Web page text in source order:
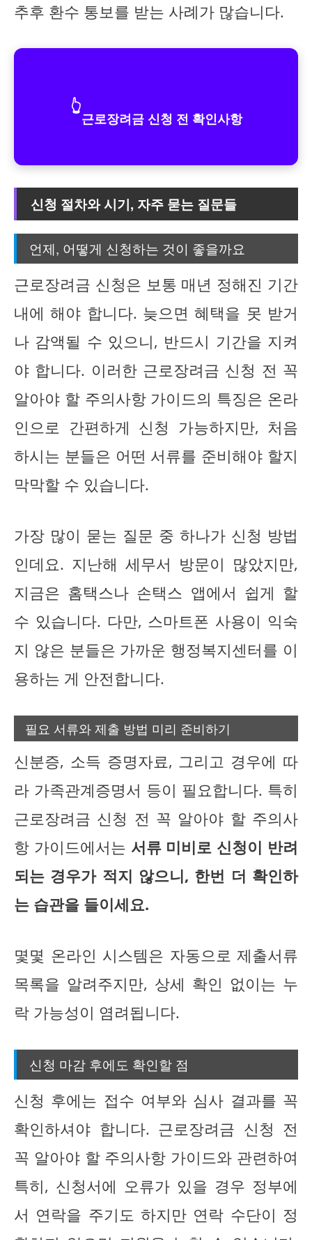
추후 환수 통보를 받는 사례가 많습니다.
👆
근로장려금 신청 전 확인사항
신청 절차와 시기, 자주 묻는 질문들
언제, 어떻게 신청하는 것이 좋을까요
근로장려금 신청은 보통 매년 정해진 기간
내에 해야 합니다. 늦으면 혜택을 못 받거
나 감액될 수 있으니, 반드시 기간을 지켜
야 합니다. 이러한 근로장려금 신청 전 꼭
알아야 할 주의사항 가이드의 특징은 온라
인으로 간편하게 신청 가능하지만, 처음
하시는 분들은 어떤 서류를 준비해야 할지
막막할 수 있습니다.
가장 많이 묻는 질문 중 하나가 신청 방법
인데요. 지난해 세무서 방문이 많았지만,
지금은 홈택스나 손택스 앱에서 쉽게 할
수 있습니다. 다만, 스마트폰 사용이 익숙
지 않은 분들은 가까운 행정복지센터를 이
용하는 게 안전합니다.
필요 서류와 제출 방법 미리 준비하기
신분증, 소득 증명자료, 그리고 경우에 따
라 가족관계증명서 등이 필요합니다. 특히
근로장려금 신청 전 꼭 알아야 할 주의사
항 가이드에서는 서류 미비로 신청이 반려
되는 경우가 적지 않으니, 한번 더 확인하
는 습관을 들이세요.
몇몇 온라인 시스템은 자동으로 제출서류
목록을 알려주지만, 상세 확인 없이는 누
락 가능성이 염려됩니다.
신청 마감 후에도 확인할 점
신청 후에는 접수 여부와 심사 결과를 꼭
확인하셔야 합니다. 근로장려금 신청 전
꼭 알아야 할 주의사항 가이드와 관련하여
특히, 신청서에 오류가 있을 경우 정부에
서 연락을 주기도 하지만 연락 수단이 정